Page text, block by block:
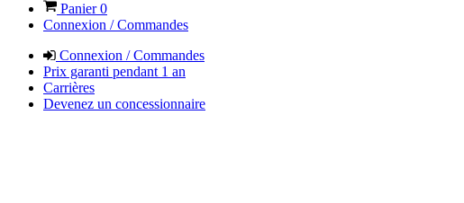
Panier0
Connexion / Commandes
Connexion / Commandes
Prix garanti pendant 1 an
Carrières
Devenez un concessionnaire